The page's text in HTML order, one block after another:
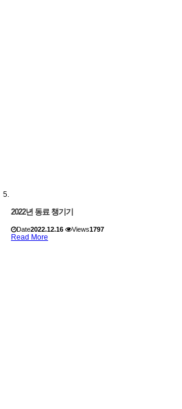
2022년 동료 챙기기
Date2022.12.16 Views1797
Read More